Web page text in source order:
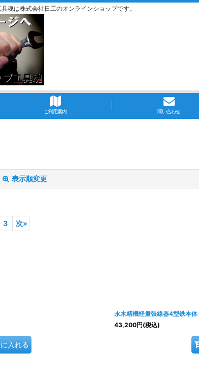
魂は株式会社日工のオンラインショップです。
ご利用案内 問い合わせ
表示順変更
3 次»
入れる
永木精機軽量張線器4型鉄本体
43,200円(税込)